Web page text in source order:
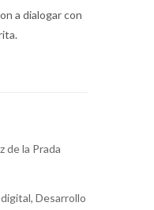
a dialogar con
de la Prada
Desarrollo